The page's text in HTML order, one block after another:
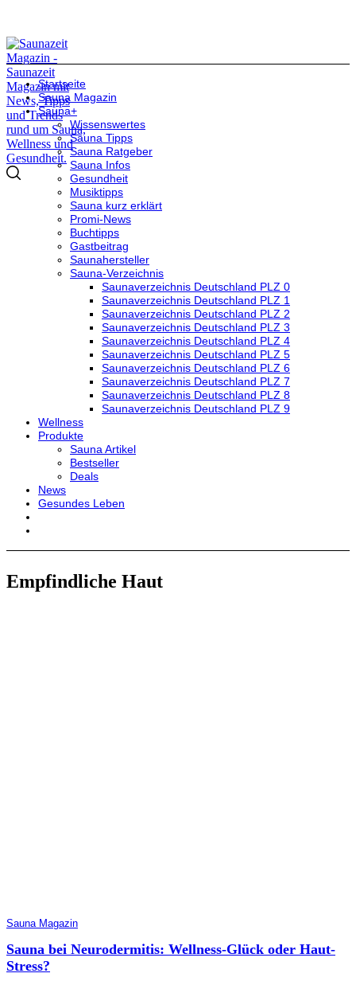
Startseite
Sauna Magazin
Sauna+
Wissenswertes
Sauna Tipps
Sauna Ratgeber
Sauna Infos
Gesundheit
Musiktipps
Sauna kurz erklärt
Promi-News
Buchtipps
Gastbeitrag
Saunahersteller
Sauna-Verzeichnis
Saunaverzeichnis Deutschland PLZ 0
Saunaverzeichnis Deutschland PLZ 1
Saunaverzeichnis Deutschland PLZ 2
Saunaverzeichnis Deutschland PLZ 3
Saunaverzeichnis Deutschland PLZ 4
Saunaverzeichnis Deutschland PLZ 5
Saunaverzeichnis Deutschland PLZ 6
Saunaverzeichnis Deutschland PLZ 7
Saunaverzeichnis Deutschland PLZ 8
Saunaverzeichnis Deutschland PLZ 9
Wellness
Produkte
Sauna Artikel
Bestseller
Deals
News
Gesundes Leben
Empfindliche Haut
Sauna Magazin
Sauna bei Neurodermitis: Wellness-Glück oder Haut-
Stress?